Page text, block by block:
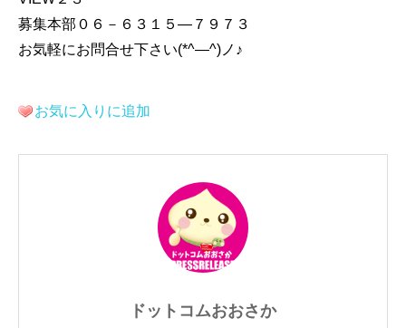
募集本部０６－６３１５―７９７３
お気軽にお問合せ下さい(*^―^)ノ♪
お気に入りに追加
ドットコムおおさか